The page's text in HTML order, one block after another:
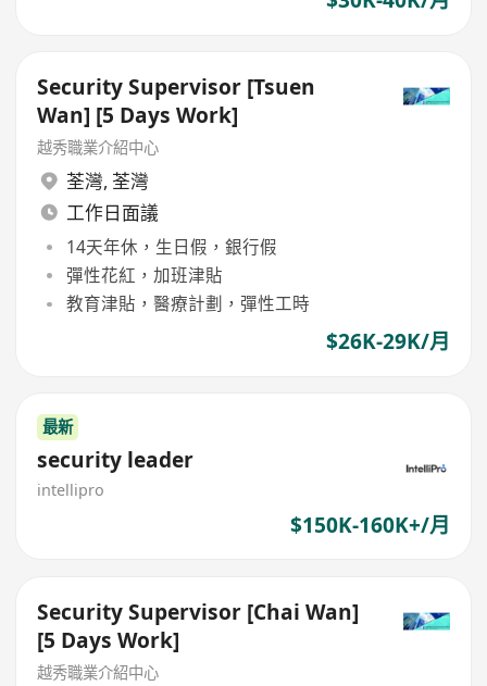
Security Supervisor [Tsuen
Wan] [5 Days Work]
越秀職業介紹中心
荃灣, 荃灣
工作日面議
14天年休，生日假，銀行假
彈性花紅，加班津貼
教育津貼，醫療計劃，彈性工時
$26K-29K/月
最新
security leader
intellipro
$150K-160K+/月
Security Supervisor [Chai Wan]
[5 Days Work]
越秀職業介紹中心